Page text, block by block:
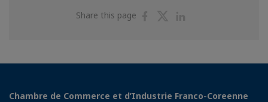
Share this page
ShareShare
Chambre de Commerce et d’Industrie Franco-Coreenne